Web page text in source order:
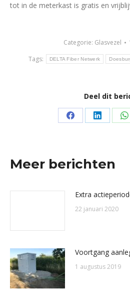
tot in de meterkast is gratis en
Categorie: Glasvezel
Tags:
DELTA Fiber Netwerk
Deel dit
Deel
Deel
Meer berichten
Extra
22 januari 2020
Voortgang
1 augustus 2019